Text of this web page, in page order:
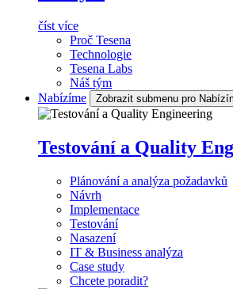
číst více
Proč Tesena
Technologie
Tesena Labs
Náš tým
Nabízíme
Zobrazit submenu pro
Testování a Quality
Plánování a analýza požadavků
Návrh
Implementace
Testování
Nasazení
IT & Business analýza
Case study
Chcete poradit?